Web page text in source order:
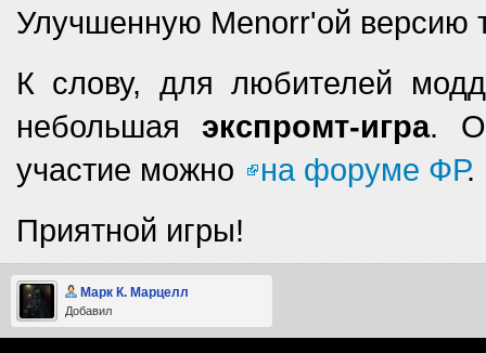
Улучшенную Menorr'ой версию
К слову, для любителей
небольшаяэкспромт-игра.
участие можно
на форуме ФР.
Приятной игры!
Марк К. Марцелл
Добавил